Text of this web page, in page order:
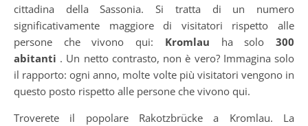
cittadina della Sassonia. Si tratta di un numero
significativamente maggiore di visitatori rispetto alle
persone che vivono qui: Kromlau ha solo300
abitanti . Un netto contrasto, non è vero? Immagina solo
il rapporto: ogni anno, molte volte più visitatori vengono in
questo posto rispetto alle persone che vivono qui.
Troverete il popolare Rakotzbrücke a Kromlau. La